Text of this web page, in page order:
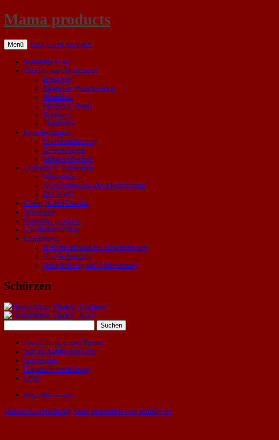
Mama products
Menü Zum Inhalt springen
Madonna to go
Objekte und Skulpturen
Knochen
Magische Wandobjekte
Mandalas
Mother of Pearl
Schürzen
Toastbrote
Inszenierungen
Damenaufrüstung
Heidekönigin
Muttersöhnchen
Untragbare Tragwaren
Mittendrin…
Accessoires aus der Modenschau
Die DVD
Getragen & Geweiht
Souvenirs
Grandma products
Haushaltsführung
Exhibitions
Krisenherd und Kaiserschnittchen
Vive le boudoir
Waschzwang und Erleuchtung
Schürzen
nach:
Ausstellungen und Presse
Wir als Mama products
Impressum
Datenschutzerklärung
Links
http://ulitzka.net
Datenschutzerklärung Stolz präsentiert von WordPress